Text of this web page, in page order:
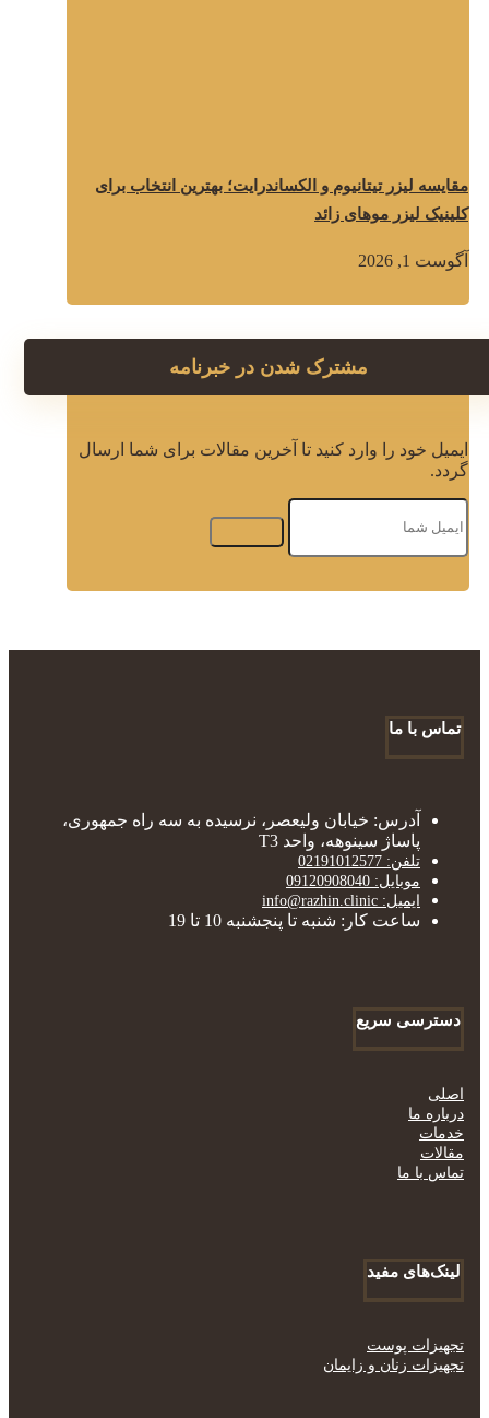
مقایسه لیزر تیتانیوم و الکساندرایت؛ بهترین انتخاب برای
کلینیک لیزر موهای زائد
آگوست 1, 2026
مشترک شدن در خبرنامه
ایمیل خود را وارد کنید تا آخرین مقالات برای شما ارسال
گردد.
تماس با ما
آدرس: خیابان ولیعصر، نرسیده به سه راه جمهوری،
پاساژ سینوهه، واحد T3
تلفن: 02191012577
موبایل: 09120908040
ایمیل: info@razhin.clinic
ساعت کار: شنبه تا پنجشنبه 10 تا 19
دسترسی سریع
اصلی
درباره ما
خدمات
مقالات
تماس با ما
لینک‌های مفید
تجهیزات پوست
تجهیزات زنان و زایمان